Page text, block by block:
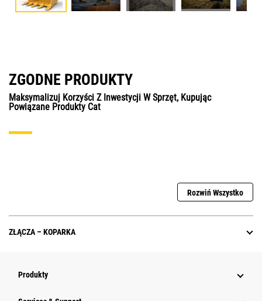
ZGODNE PRODUKTY
Maksymalizuj Korzyści Z Inwestycji W Sprzęt, Kupując
Powiązane Produkty Cat
Rozwiń Wszystko
ZŁĄCZA – KOPARKA
Produkty